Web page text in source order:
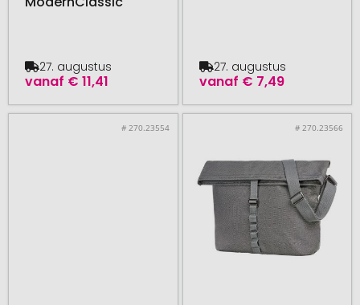
vanaf € 11,41
27. augustus
vanaf € 7,49
27. augustus
# 270.23554 # 270.23566